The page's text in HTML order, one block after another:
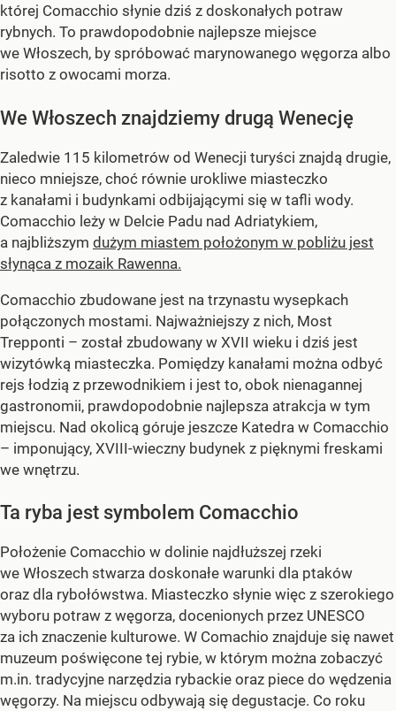
której Comacchio słynie dziś z doskonałych potraw
rybnych. To prawdopodobnie najlepsze miejsce
we Włoszech, by spróbować marynowanego węgorza albo
risotto z owocami morza.
We Włoszech znajdziemy drugą Wenecję
Zaledwie 115 kilometrów od Wenecji turyści znajdą drugie,
nieco mniejsze, choć równie urokliwe miasteczko
z kanałami i budynkami odbijającymi się w tafli wody.
Comacchio leży w Delcie Padu nad Adriatykiem,
a najbliższym dużym miastem położonym w pobliżu jest
słynąca z mozaik Rawenna.
Comacchio zbudowane jest na trzynastu wysepkach
połączonych mostami. Najważniejszy z nich, Most
Trepponti – został zbudowany w XVII wieku i dziś jest
wizytówką miasteczka. Pomiędzy kanałami można odbyć
rejs łodzią z przewodnikiem i jest to, obok nienagannej
gastronomii, prawdopodobnie najlepsza atrakcja w tym
miejscu. Nad okolicą góruje jeszcze Katedra w Comacchio
– imponujący, XVIII-wieczny budynek z pięknymi freskami
we wnętrzu.
Ta ryba jest symbolem Comacchio
Położenie Comacchio w dolinie najdłuższej rzeki
we Włoszech stwarza doskonałe warunki dla ptaków
oraz dla rybołówstwa. Miasteczko słynie więc z szerokiego
wyboru potraw z węgorza, docenionych przez UNESCO
za ich znaczenie kulturowe. W Comachio znajduje się nawet
muzeum poświęcone tej rybie, w którym można zobaczyć
m.in. tradycyjne narzędzia rybackie oraz piece do wędzenia
węgorzy. Na miejscu odbywają się degustacje. Co roku